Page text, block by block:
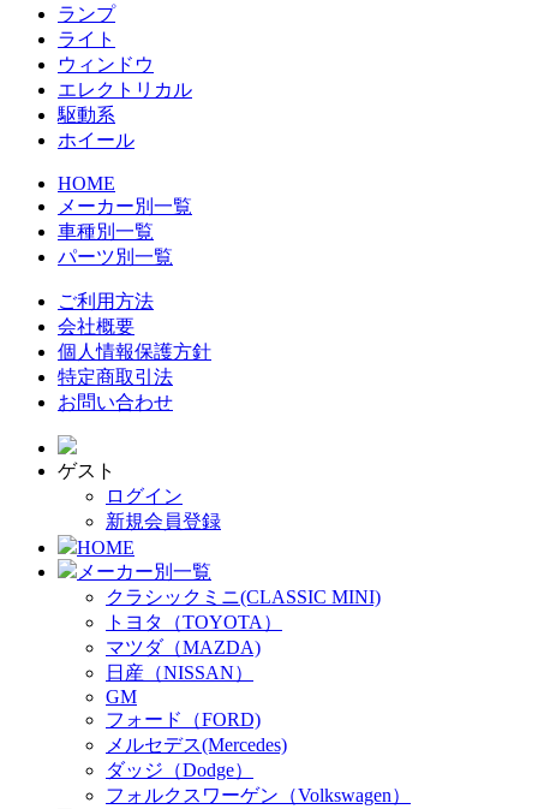
ランプ
ライト
ウィンドウ
エレクトリカル
駆動系
ホイール
HOME
メーカー別一覧
車種別一覧
パーツ別一覧
ご利用方法
会社概要
個人情報保護方針
特定商取引法
お問い合わせ
ゲスト
ログイン
新規会員登録
HOME
メーカー別一覧
クラシックミニ(CLASSIC MINI)
トヨタ（TOYOTA）
マツダ（MAZDA)
日産（NISSAN）
GM
フォード（FORD)
メルセデス(Mercedes)
ダッジ（Dodge）
フォルクスワーゲン（Volkswagen）